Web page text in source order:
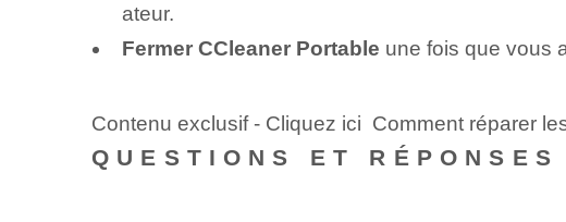
ateur.
Fermer CCleaner Portable une fois que vous
Contenu exclusif - Cliquez ici Comment réparer
QUESTIONS ET RÉPONSES